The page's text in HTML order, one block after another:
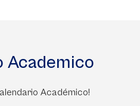
Academico
Académico!